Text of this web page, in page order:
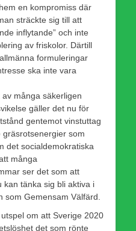
en kompromiss där
sträckte sig till att
inflytande” och inte
av friskolor. Därtill
formuleringar
ska inte vara
många säkerligen
gäller det nu för
gentemot vinstuttag
som
det socialdemokratiska
många
ser det som att
kan tänka sig bli aktiva i
som Gemensam Välfärd.
om att Sverige 2020
det som rönte